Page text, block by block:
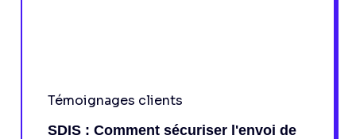
Témoignages clients
SDIS : Comment sécuriser l'envoi de